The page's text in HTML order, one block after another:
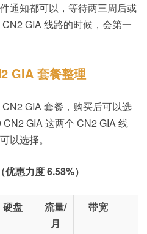
通知都可以，等待两三周后或
GIA 线路的时候，会第一
GIA 套餐整理
GIA 套餐，购买后可以选
GIA 这两个 CN2 GIA 线
以选择。
惠力度 6.58%）
硬盘
流量/
月
带宽